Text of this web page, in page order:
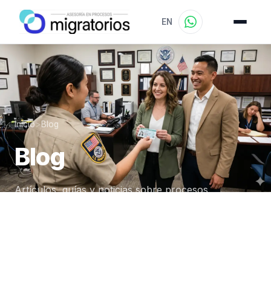
EN
Inicio> Blog
Blog
Artículos, guías y noticias sobre procesos